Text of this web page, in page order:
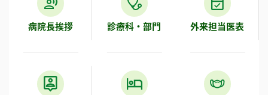
病院長挨拶 診療科・部門 外来担当医表